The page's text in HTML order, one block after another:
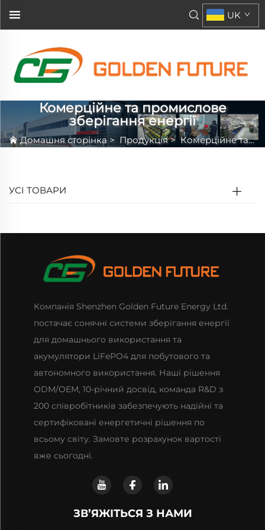
UK
Комерційне та промислове
зберігання енергії
Домашня сторінка > Продукція>Комерційне та промислове зберігання енергії
УСІ ТОВАРИ
Компанія Shenzhen Golden Future Energy Ltd.
постачає сонячні системи зберігання енергії
для домашнього використання та
акумулятори LiFePO4 для побутового та
автономного використання. Наші рішення
ODM/OEM, 10-річний досвід, команда R&D з
200 співробітників забезпечують надійні та
сертифіковані енергетичні рішення по
всьому світу. Замовте розрахунок вартості
вже сьогодні.
ЗВ’ЯЖІТЬСЯ З НАМИ